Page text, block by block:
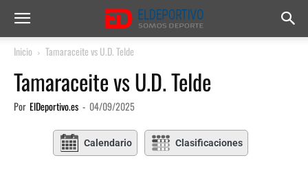
Inicio Tamaraceite vs U.D. Telde
Tamaraceite vs U.D. Telde
Por ElDeportivo.es - 04/09/2025
Calendario Clasificaciones